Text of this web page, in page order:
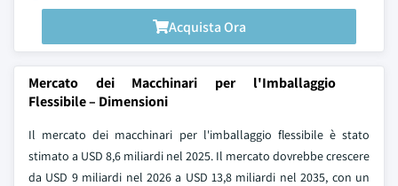
Acquista Ora
Mercato dei Macchinari per l'Imballaggio
Flessibile – Dimensioni
Il mercato dei macchinari per l'imballaggio flessibile è stato
stimato a USD 8,6 miliardi nel 2025. Il mercato dovrebbe crescere
da USD 9 miliardi nel 2026 a USD 13,8 miliardi nel 2035, con un